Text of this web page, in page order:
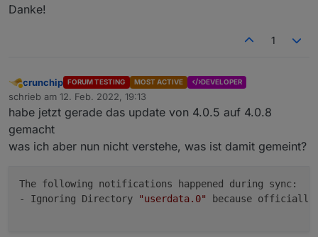
Danke!
1
Abwesend
crunchip FORUM TESTING MOST ACTIVE DEVELOPER
schrieb am 12. Feb. 2022, 19:13
zuletzt editiert von
habe jetzt gerade das update von 4.0.5 auf 4.0.8
gemacht
was ich aber nun nicht verstehe, was ist damit gemeint?
The following notifications happened during sync:
- Ignoring Directory
"userdata.0" because